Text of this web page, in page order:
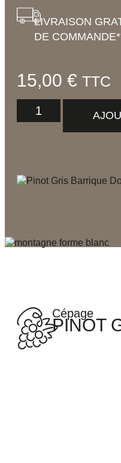
LIVRAISON
DE COMMANDE*
15,00 € TTC
Cépage
PINOT